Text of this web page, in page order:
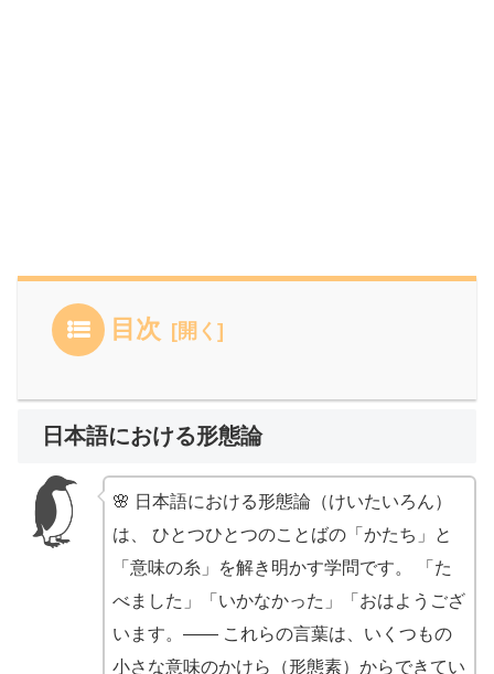
目次
日本語における形態論
🌸 日本語における形態論（けいたいろん）
は、 ひとつひとつのことばの「かたち」と
「意味の糸」を解き明かす学問です。 「た
べました」「いかなかった」「おはようござ
います。―― これらの言葉は、いくつもの
小さな意味のかけら（形態素）からできてい